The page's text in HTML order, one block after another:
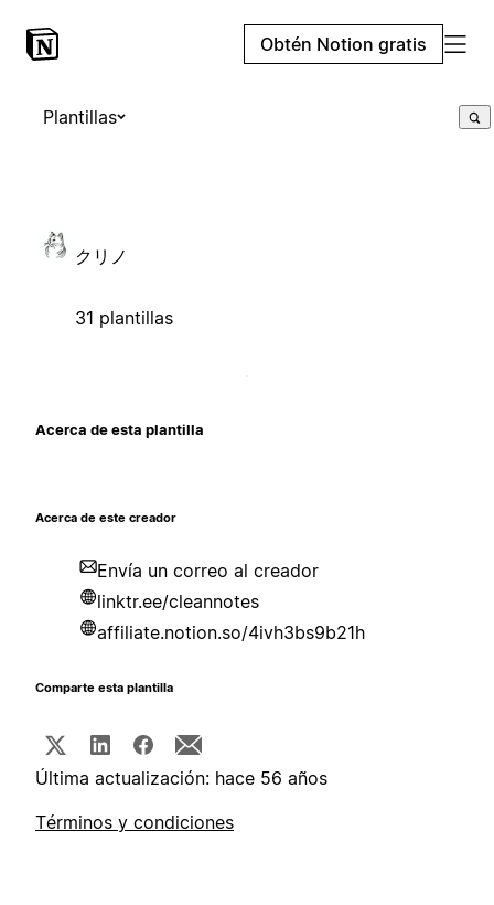
Obtén Notion gratis
Plantillas
クリノ
31 plantillas
Acerca de esta plantilla
Acerca de este creador
Envía un correo al creador
linktr.ee/cleannotes
affiliate.notion.so/4ivh3bs9b21h
Comparte esta plantilla
Última actualización: hace 56 años
Términos y condiciones